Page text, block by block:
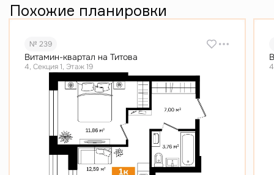
Похожие планировки
№ 239
Витамин-квартал на Титова
4, Секция 1, Этаж 19